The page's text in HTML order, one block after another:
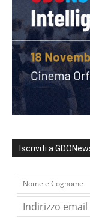
Iscriviti a